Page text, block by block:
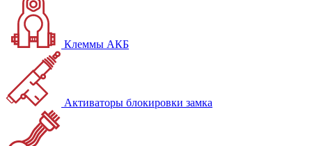
Клеммы АКБ
Активаторы блокировки замка